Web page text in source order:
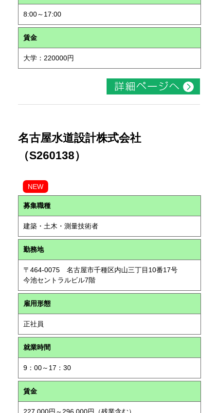
8:00～17:00
賃金
大学：220000円
名古屋水道設計株式会社
（S260138）
NEW
募集職種
建築・土木・測量技術者
勤務地
〒464-0075 名古屋市千種区内山三丁目10番17号
今池セントラルビル7階
雇用形態
正社員
就業時間
9：00～17：30
賃金